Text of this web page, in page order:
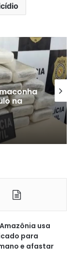
ESPORTE
do Brasil:
times da Série
classificados
usa
para
e afastar